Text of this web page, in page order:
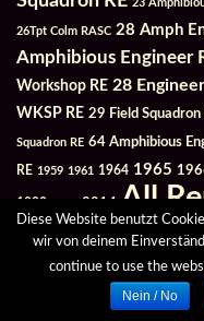
23
26Tpt Colm RASC 28 Amph
Amphibious Engineer
Workshop RE 28
WKSP RE 29 Field Squadron
Squadron RE 64 Amphibious
RE 1959 1961 1964 1965
2014 All
MANÖVER
In Memoriam
Diese Website benutzt
wir von deinem
continue to use the
Nein / No